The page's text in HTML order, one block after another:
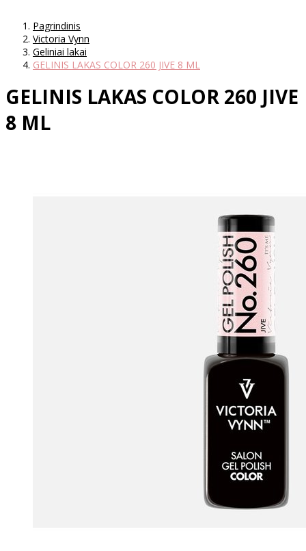
Pagrindinis
Victoria Vynn
Geliniai lakai
GELINIS LAKAS COLOR 260 JIVE 8 ML
GELINIS LAKAS COLOR 260 JIVE
8 ML